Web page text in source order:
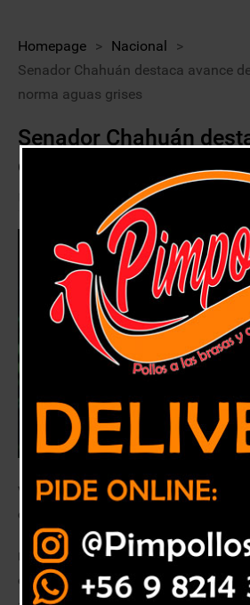
Homepage > Nacional
>
Senador Chahuán destaca avance
norma aguas grises
Senador Chahuán
de proyecto que
Nacional
Valoró que aprobación en una comisión mixta
condiciones de ser votada por la sala de la
El senador Francisco Chahuán destacó que la
el proyecto de ley que norma el servicio de